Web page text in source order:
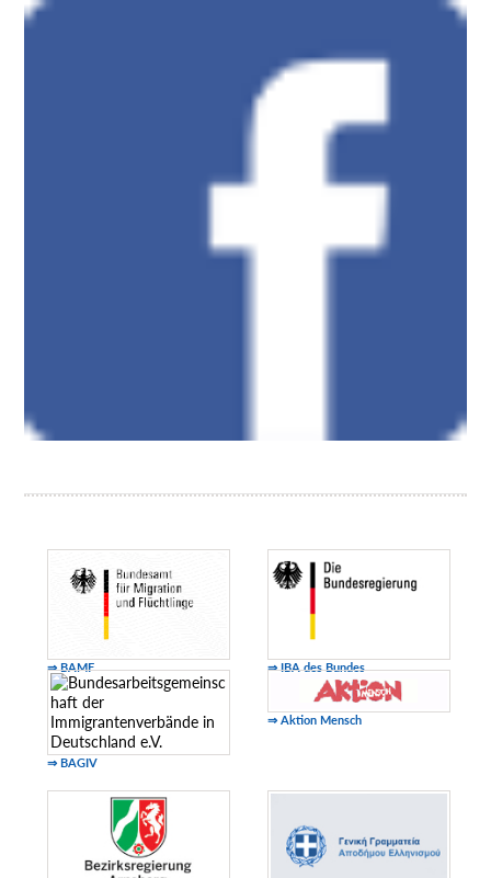
⇒ BAMF ⇒ IBA des Bundes
⇒ BAGIV
⇒ Aktion Mensch